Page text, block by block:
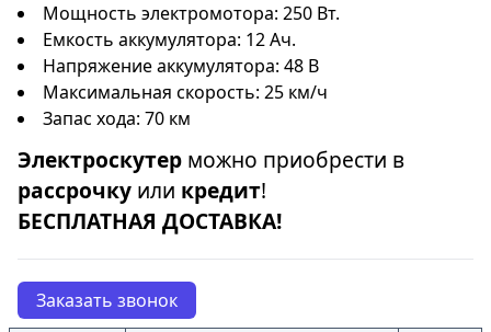
Мощность электромотора: 250 Вт.
Емкость аккумулятора: 12 Ач.
Напряжение аккумулятора: 48 В
Максимальная скорость: 25 км/ч
Запас хода: 70 км
Электроскутер можно приобрести в
рассрочку или кредит!
БЕСПЛАТНАЯ ДОСТАВКА!
Заказать звонок